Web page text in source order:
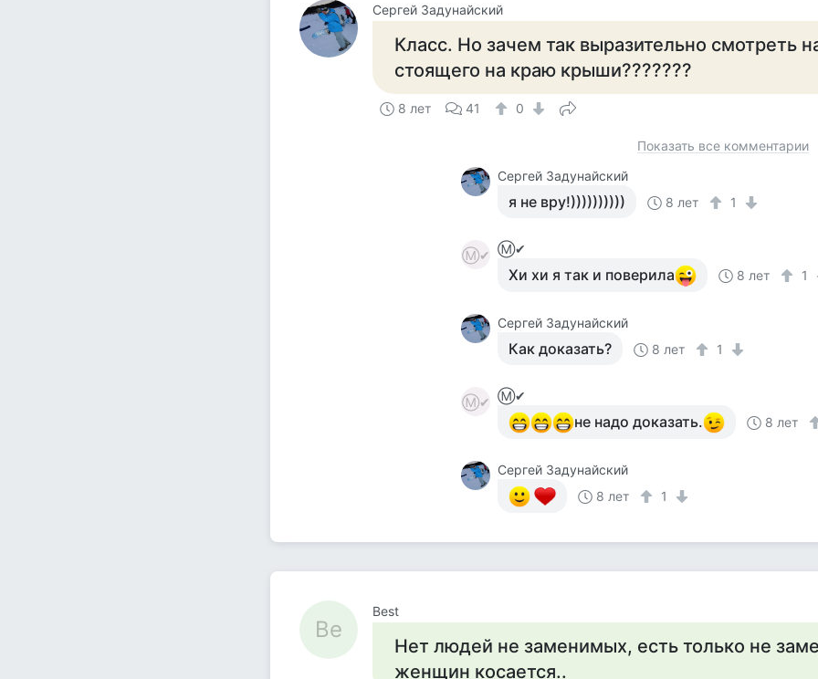
Сергей Задунайский
Класс. Но зачем так выразительно смотреть
стоящего на краю крыши???????
8 лет 41 0
Показать все комментарии
Сергей Задунайский
я не вру!)))))))))) 8 лет 1
Ⓜ✔ Ⓜ✔
Хи хи я так и поверила 8 лет 1
Сергей Задунайский
Как доказать? 8 лет 1
Ⓜ✔ Ⓜ✔
не надо доказать. 8 лет
Сергей Задунайский
8 лет
1
Be
Best
Нет людей не заменимых, есть только не
женщин косается..